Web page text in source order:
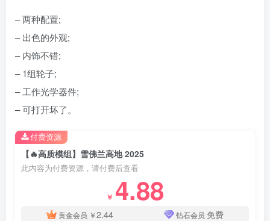
– 两种配置;
– 出色的外观;
– 内饰不错;
– 1组轮子;
– 工作光学器件;
– 可打开坏了。
【🔥高质模组】雪佛兰高地 2025
此内容为付费资源，请付费后查看
￥ 4.88
黄金会员 ￥2.44 钻石会员 免费
付费资源